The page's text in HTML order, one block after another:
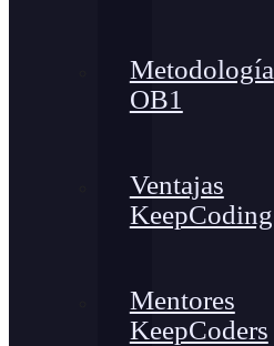
Metodología
OB1
Ventajas
KeepCoding
Mentores
KeepCoders